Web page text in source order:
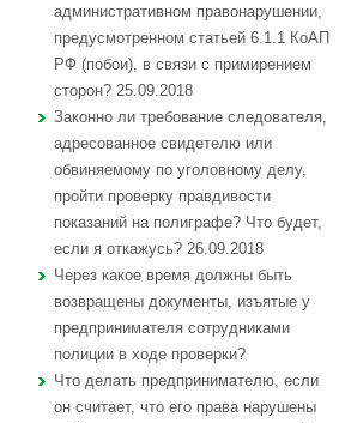
административном правонарушении,
предусмотренном статьей 6.1.1 КоАП
РФ (побои), в связи с примирением
сторон? 25.09.2018
Законно ли требование следователя,
адресованное свидетелю или
обвиняемому по уголовному делу,
пройти проверку правдивости
показаний на полиграфе? Что будет,
если я откажусь? 26.09.2018
Через какое время должны быть
возвращены документы, изъятые у
предпринимателя сотрудниками
полиции в ходе проверки?
Что делать предпринимателю, если
он считает, что его права нарушены